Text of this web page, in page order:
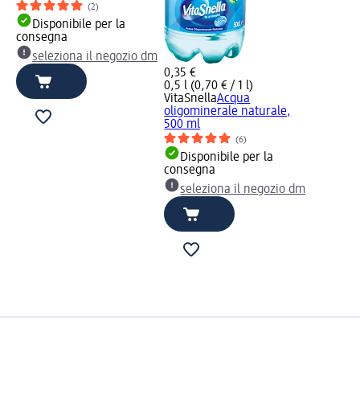
(2)
Disponibile per la
consegna
seleziona il negozio dm
0,35 €
0,5 l (0,70 € / 1 l)
VitaSnellaAcqua
oligominerale naturale,
500 ml
(6)
Disponibile per la
consegna
seleziona il negozio dm